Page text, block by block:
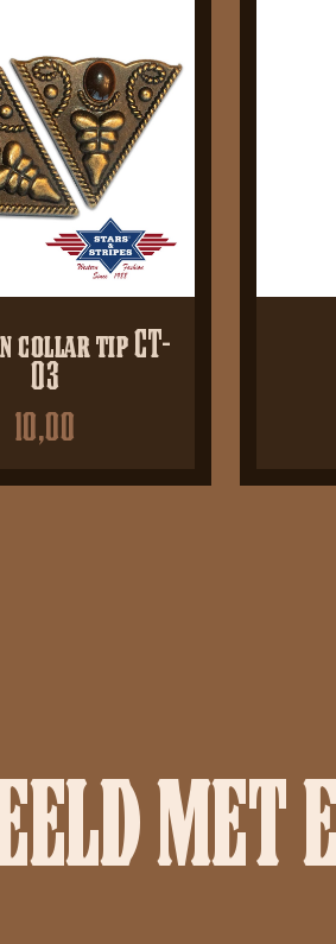
collar tip CT-
03
10,00
MET